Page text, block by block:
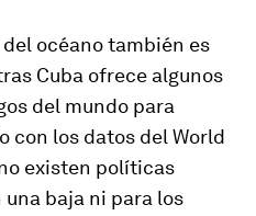
océano también es
Cuba ofrece algunos
del mundo para
con los datos del World
existen políticas
baja ni para los